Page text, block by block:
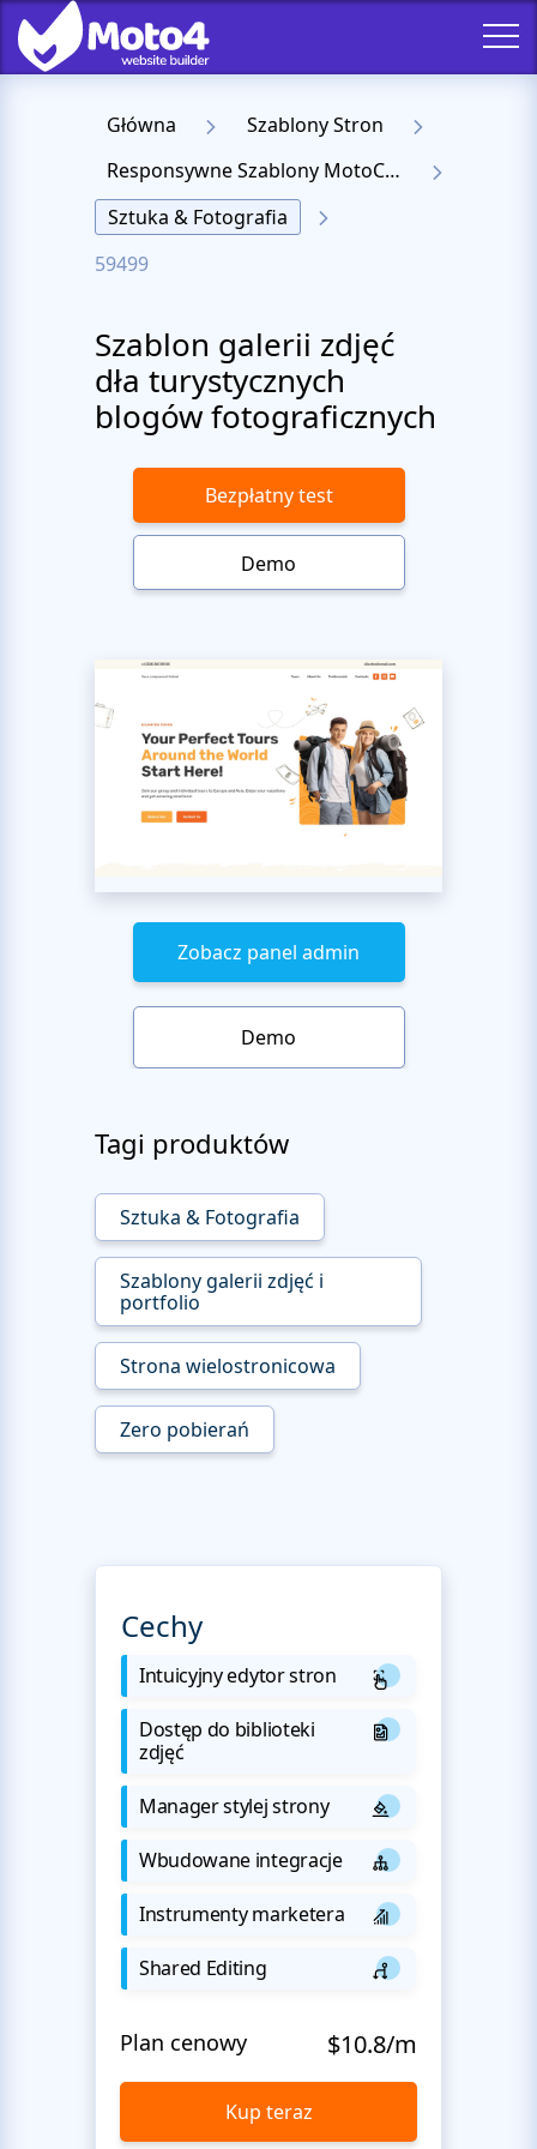
Główna
Szablony Stron
Responsywne Szablony MotoCMS 3
Sztuka & Fotografia
59499
Szablon galerii zdjęć
dła turystycznych
blogów fotograficznych
Bezpłatny test
Demo
Zobacz panel admin
Demo
Tagi produktów
Sztuka & Fotografia
Szablony galerii zdjęć i
portfolio
Strona wielostronicowa
Zero pobierań
Cechy
Intuicyjny edytor stron
Dostęp do biblioteki
zdjęć
Manager stylej strony
Wbudowane integracje
Instrumenty marketera
Shared Editing
Plan cenowy $10.8/m
Kup teraz